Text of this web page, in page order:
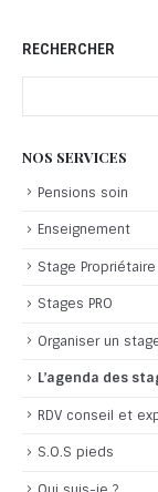
RECHERCHER
NOS SERVICES
Pensions soin
Enseignement
Stage Propriétaire
Stages PRO
Organiser un
L’agenda des
RDV conseil et
S.O.S pieds